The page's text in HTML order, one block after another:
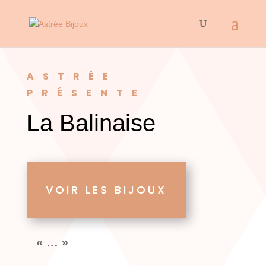
ASTRÉE
PRÉSENTE
La Balinaise
VOIR LES BIJOUX
« … »